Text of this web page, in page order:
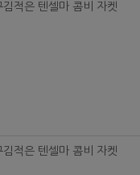
적은 텐셀마 콤비 자켓
적은 텐셀마 콤비 자켓